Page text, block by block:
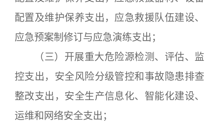
配置及维护保养支出，应急救援队伍建设、
应急预案制修订与应急演练支出；
（三）开展重大危险源检测、评估、监
控支出，安全风险分级管控和事故隐患排查
整改支出，安全生产信息化、智能化建设、
运维和网络安全支出；